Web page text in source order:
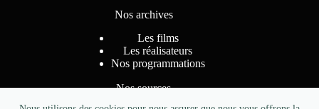
Nos archives
Les films
Les réalisateurs
Nos programmations
Nos sources